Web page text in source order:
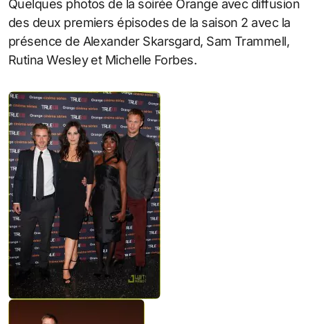
Quelques photos de la soirée Orange avec diffusion
des deux premiers épisodes de la saison 2 avec la
présence de Alexander Skarsgard, Sam Trammell,
Rutina Wesley et Michelle Forbes.